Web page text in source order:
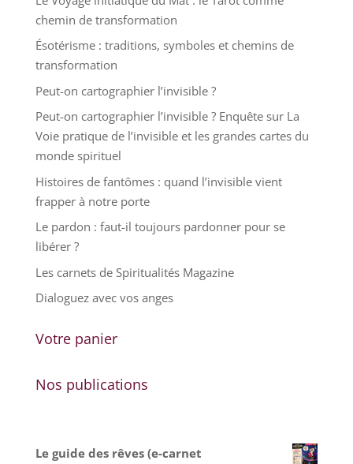
chemin de transformation
Ésotérisme : traditions, symboles et chemins de
transformation
Peut-on cartographier l’invisible ?
Peut-on cartographier l’invisible ? Enquête sur La
Voie pratique de l’invisible et les grandes cartes du
monde spirituel
Histoires de fantômes : quand l’invisible vient
frapper à notre porte
Le pardon : faut-il toujours pardonner pour se
libérer ?
Les carnets de Spiritualités Magazine
Dialoguez avec vos anges
Votre panier
Nos publications
Le guide des rêves (e-carnet